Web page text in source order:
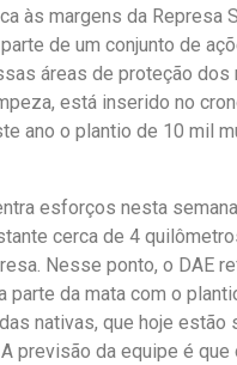
às margens da Represa
de um conjunto de
áreas de proteção dos
está inserido no
ano o plantio de 10 mil
esforços nesta
cerca de 4
Nesse ponto, o DAE
parte da mata com o
nativas, que hoje estão
previsão da equipe é que